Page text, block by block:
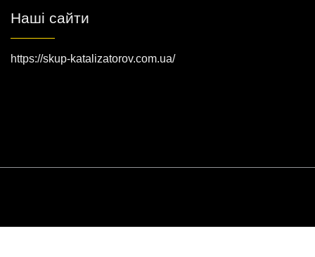
Наші сайти
https://skup-katalizatorov.com.ua/